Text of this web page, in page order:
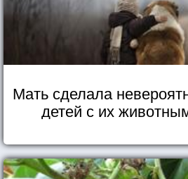
Мать сделала
детей с их